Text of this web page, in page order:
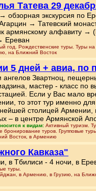
Татева 29
экскурсия по
→ Татевский
армянскому алфавиту →
Ереван
год. Рождественские туры. Туры на
на Ближний Восток
5 дней + авиа, по
ангелов Звартноц,
мастер - класс по
Если у Вас мало
то этот тур именно
столицей Армении,
– в центре Армянской
к видам: Активный туризм.
туров. Групповые
Восток, в Армению
Кавказа"
в Тбилиси - 4 ночи, в
туры.
в Армению, в Грузию, на